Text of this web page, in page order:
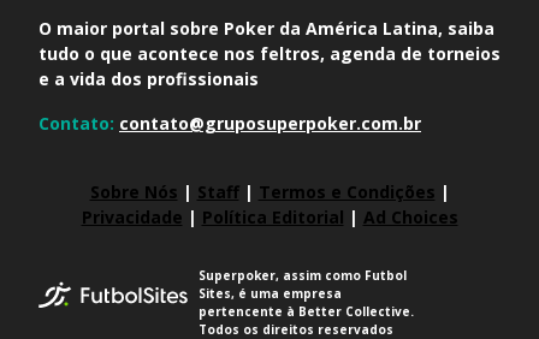
O maior portal sobre Poker da América Latina, saiba
tudo o que acontece nos feltros, agenda de torneios
e a vida dos profissionais
Contato: contato@gruposuperpoker.com.br
Sobre Nós | Staff| Termos e Condições |
Privacidade | Política Editorial | Ad Choices
Superpoker, assim como Futbol
Sites, é uma empresa
pertencente à Better Collective.
Todos os direitos reservados